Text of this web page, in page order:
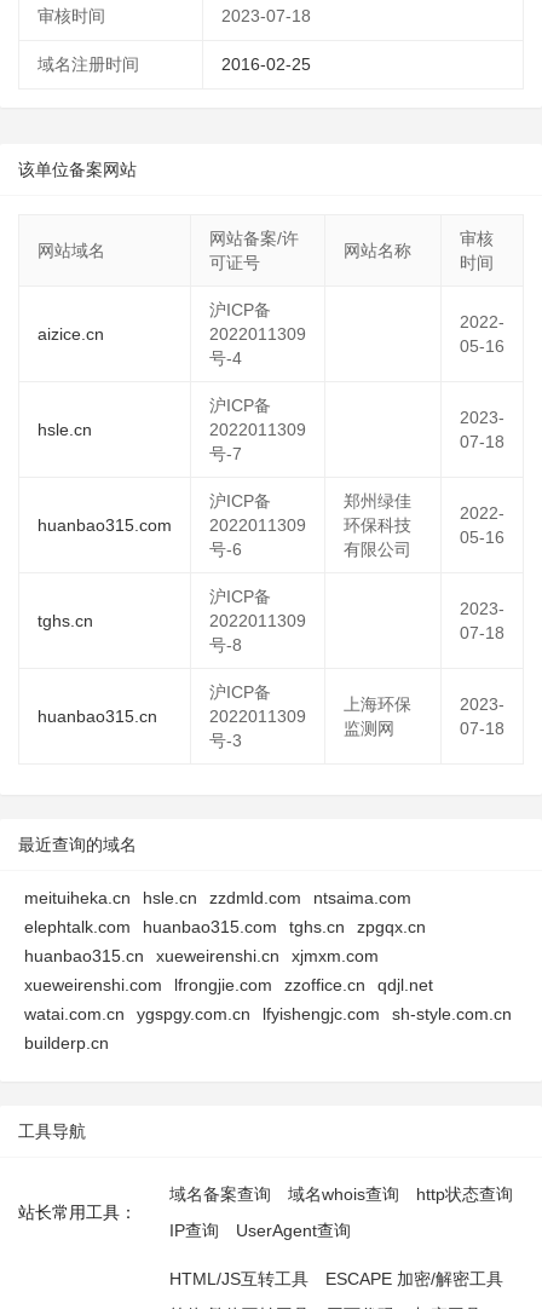
审核时间 2023-07-18
域名注册时间 2016-02-25
该单位备案网站
网站域名
网站备案/许
可证号
网站名称
审核
时间
aizice.cn
沪ICP备
2022011309
号-4
2022-
05-16
hsle.cn
沪ICP备
2022011309
号-7
2023-
07-18
huanbao315.com
沪ICP备
2022011309
号-6
郑州绿佳
环保科技
有限公司
2022-
05-16
tghs.cn
沪ICP备
2022011309
号-8
2023-
07-18
huanbao315.cn
沪ICP备
2022011309
号-3
上海环保
监测网
2023-
07-18
最近查询的域名
meituiheka.cn hsle.cn zzdmld.com
ntsaima.com
elephtalk.com
huanbao315.com tghs.cn
zpgqx.cn
huanbao315.cn
xueweirenshi.cn
xjmxm.com
xueweirenshi.com
lfrongjie.com zzoffice.cn
qdjl.net
watai.com.cn
ygspgy.com.cn lfyishengjc.com
sh-style.com.cn
builderp.cn
工具导航
站长常用工具：
域名备案查询 域名whois查询
http状态查询
IP查询
UserAgent查询
HTML/JS互转工具
ESCAPE 加密/解密工具